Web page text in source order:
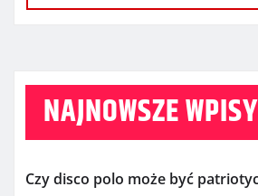
NAJNOWSZE WPISY
Czy disco polo może być